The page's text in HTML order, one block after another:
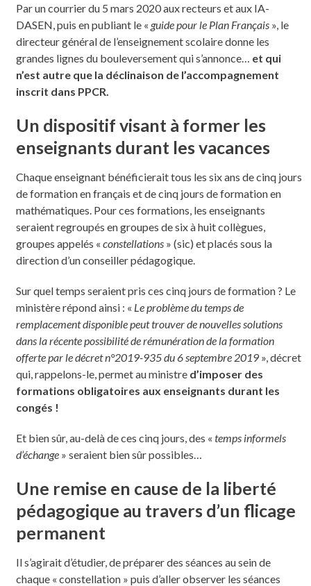
Par un courrier du 5 mars 2020 aux recteurs et aux IA-
DASEN, puis en publiant le « guide pour le Plan Français», le
directeur général de l’enseignement scolaire donne les
grandes lignes du bouleversement qui s’annonce… et qui
n’est autre que la déclinaison de l’accompagnement
inscrit dans PPCR.
Un dispositif visant à former les
enseignants durant les vacances
Chaque enseignant bénéficierait tous les six ans de cinq jours
de formation en français et de cinq jours de formation en
mathématiques. Pour ces formations, les enseignants
seraient regroupés en groupes de six à huit collègues,
groupes appelés « constellations» (sic) et placés sous la
direction d’un conseiller pédagogique.
Sur quel temps seraient pris ces cinq jours de formation ? Le
ministère répond ainsi : « Le problème du temps de
remplacement disponible peut trouver de nouvelles solutions
dans la récente possibilité de rémunération de la formation
offerte par le décret n°2019-935 du 6 septembre 2019», décret
qui, rappelons-le, permet au ministre d’imposer des
formations obligatoires aux enseignants durant les
congés !
Et bien sûr, au-delà de ces cinq jours, des « temps informels
d’échange» seraient bien sûr possibles…
Une remise en cause de la liberté
pédagogique au travers d’un flicage
permanent
Il s’agirait d’étudier, de préparer des séances au sein de
chaque « constellation » puis d’aller observer les séances